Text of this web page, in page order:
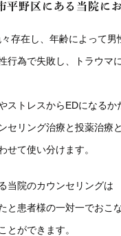
平野区にある当院に
存在し、年齢によって男
行為で失敗し、トラウマ
ストレスからEDになるか
セリング治療と投薬治療と
せて使い分けます。
当院のカウンセリングは
と患者様の一対一でおこ
とができます。